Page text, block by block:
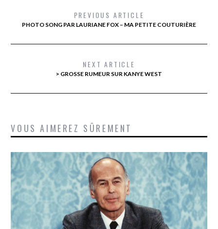
PREVIOUS ARTICLE
PHOTO SONG PAR LAURIANE FOX – MA PETITE COUTURIÈRE
NEXT ARTICLE
> GROSSE RUMEUR SUR KANYE WEST
VOUS AIMEREZ SÛREMENT